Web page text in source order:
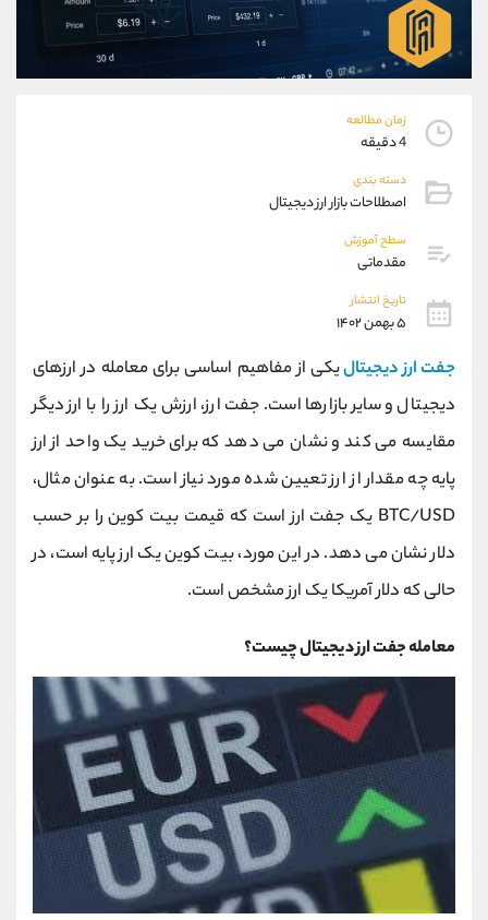
زمان مطالعه
4 دقیقه
دسته بندی
اصطلاحات بازار ارز دیجیتال
سطح آموزش
مقدماتی
تاریخ انتشار
۵ بهمن ۱۴۰۲
جفت ارز دیجیتالیکی از مفاهیم اساسی برای معامله در ارزهای
دیجیتال و سایر بازارها است. جفت ارز، ارزش یک ارز را با ارز دیگر
مقایسه می کند و نشان می دهد که برای خرید یک واحد از ارز
پایه چه مقدار از ارز تعیین شده مورد نیاز است. به عنوان مثال،
BTC/USD یک جفت ارز است که قیمت بیت کوین را بر حسب
دلار نشان می دهد. در این مورد، بیت کوین یک ارز پایه است، در
حالی که دلار آمریکا یک ارز مشخص است.
معامله جفت ارز دیجیتال چیست؟
09101364784
واتساپ شروع گفتگو
تلگرام @Armteam_admin_104
پشتیبان فروش
موبایل
واتساپ
داخلی
اطلاعات تماس (دفتر فروش)
تلفن 021-22021030
بدون پیش شماره 90001030
اینستاگرام @alireza.mehrabii
کانال تلگرام @alirezamehrabi_com
کانال بله